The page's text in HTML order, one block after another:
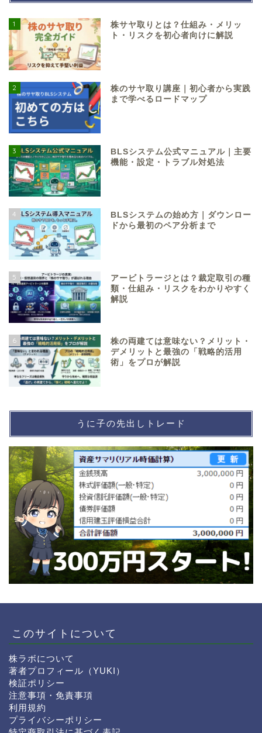
1
株サヤ取りとは？仕組み・メリッ
ト・リスクを初心者向けに解説
2
株のサヤ取り講座｜初心者から実践
まで学べるロードマップ
3
BLSシステム公式マニュアル｜主要
機能・設定・トラブル対処法
4
BLSシステムの始め方｜ダウンロー
ドから最初のペア分析まで
5
アービトラージとは？裁定取引の種
類・仕組み・リスクをわかりやすく
解説
6
株の両建ては意味ない？メリット・
デメリットと最強の「戦略的活用
術」をプロが解説
うに子の先出しトレード
このサイトについて
株ラボについて
著者プロフィール（YUKI）
検証ポリシー
注意事項・免責事項
利用規約
プライバシーポリシー